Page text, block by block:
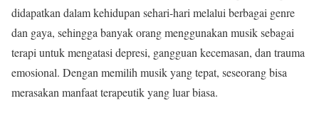
didapatkan dalam kehidupan sehari-hari melalui berbagai genre
dan gaya, sehingga banyak orang menggunakan musik sebagai
terapi untuk mengatasi depresi, gangguan kecemasan, dan trauma
emosional. Dengan memilih musik yang tepat, seseorang bisa
merasakan manfaat terapeutik yang luar biasa.